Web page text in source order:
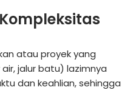
atau proyek yang
jalur batu) lazimnya
dan keahlian, sehingga